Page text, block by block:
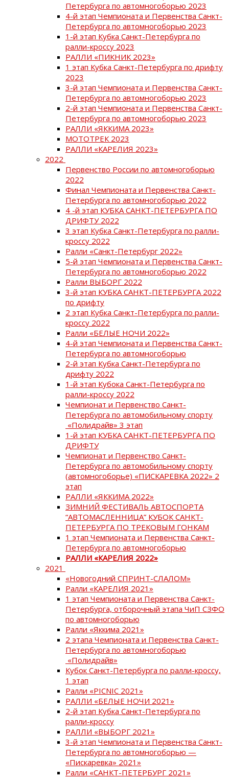
Петербурга по автомногоборью 2023
4-й этап Чемпионата и Первенства Санкт-
Петербурга по автомногоборью 2023
1-й этап Кубка Санкт-Петербурга по
ралли-кроссу 2023
РАЛЛИ «ПИКНИК 2023»
1 этап Кубка Санкт-Петербурга по дрифту
2023
3-й этап Чемпионата и Первенства Санкт-
Петербурга по автомногоборью 2023
2-й этап Чемпионата и Первенства Санкт-
Петербурга по автомногоборью 2023
РАЛЛИ «ЯККИМА 2023»
МОТОТРЕК 2023
РАЛЛИ «КАРЕЛИЯ 2023»
2022
Первенство России по автомногоборью
2022
Финал Чемпионата и Первенства Санкт-
Петербурга по автомногоборью 2022
4 -й этап КУБКА САНКТ-ПЕТЕРБУРГА ПО
ДРИФТУ 2022
3 этап Кубка Санкт-Петербурга по ралли-
кроссу 2022
Ралли «Санкт-Петербург 2022»
5-й этап Чемпионата и Первенства Санкт-
Петербурга по автомногоборью 2022
Ралли ВЫБОРГ 2022
3-й этап КУБКА САНКТ-ПЕТЕРБУРГА 2022
по дрифту
2 этап Кубка Санкт-Петербурга по ралли-
кроссу 2022
Ралли «БЕЛЫЕ НОЧИ 2022»
4-й этап Чемпионата и Первенства Санкт-
Петербурга по автомногоборью
2-й этап Кубка Санкт-Петербурга по
дрифту 2022
1-й этап Кубока Санкт-Петербурга по
ралли-кроссу 2022
Чемпионат и Первенство Санкт-
Петербурга по автомобильному спорту
«Полидрайв» 3 этап
1-й этап КУБКА САНКТ-ПЕТЕРБУРГА ПО
ДРИФТУ
Чемпионат и Первенство Санкт-
Петербурга по автомобильному спорту
(автомногоборье) «ПИСКАРЕВКА 2022» 2
этап
РАЛЛИ «ЯККИМА 2022»
ЗИМНИЙ ФЕСТИВАЛЬ АВТОСПОРТА
“АВТОМАСЛЕННИЦА” КУБОК САНКТ-
ПЕТЕРБУРГА ПО ТРЕКОВЫМ ГОНКАМ
1 этап Чемпионата и Первенства Санкт-
Петербурга по автомногоборью
РАЛЛИ «КАРЕЛИЯ 2022»
2021
«Новогодний СПРИНТ-СЛАЛОМ»
Ралли «КАРЕЛИЯ 2021»
1 этап Чемпионата и Первенства Санкт-
Петербурга, отборочный этапа ЧиП СЗФО
по автомногоборью
Ралли «Яккима 2021»
2 этапа Чемпионата и Первенства Санкт-
Петербурга по автомногоборью
«Полидрайв»
Кубок Санкт-Петербурга по ралли-кроссу,
1 этап
Ралли «PICNIC 2021»
РАЛЛИ «БЕЛЫЕ НОЧИ 2021»
2-й этап Кубка Санкт-Петербурга по
ралли-кроссу
РАЛЛИ «ВЫБОРГ 2021»
3-й этап Чемпионата и Первенства Санкт-
Петербурга по автомногоборью —
«Пискаревка» 2021»
Ралли «САНКТ-ПЕТЕРБУРГ 2021»